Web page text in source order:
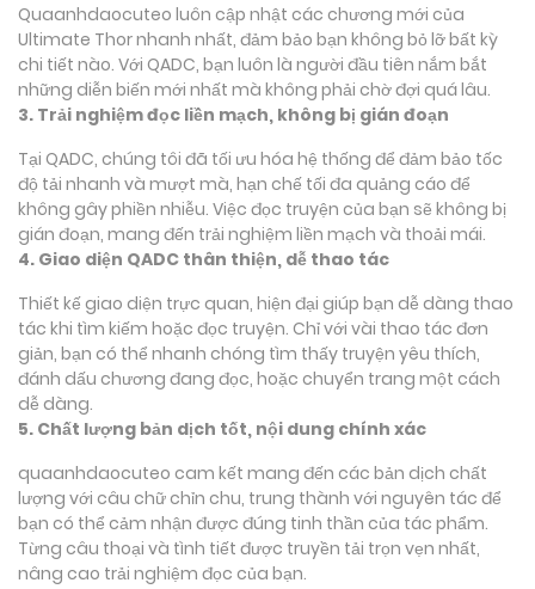
Quaanhdaocuteo luôn cập nhật các chương mới của
Ultimate Thor nhanh nhất, đảm bảo bạn không bỏ lỡ bất kỳ
chi tiết nào. Với QADC, bạn luôn là người đầu tiên nắm bắt
những diễn biến mới nhất mà không phải chờ đợi quá lâu.
3. Trải nghiệm đọc liền mạch, không bị gián đoạn
Tại QADC, chúng tôi đã tối ưu hóa hệ thống để đảm bảo tốc
độ tải nhanh và mượt mà, hạn chế tối đa quảng cáo để
không gây phiền nhiễu. Việc đọc truyện của bạn sẽ không bị
gián đoạn, mang đến trải nghiệm liền mạch và thoải mái.
4. Giao diện QADC thân thiện, dễ thao tác
Thiết kế giao diện trực quan, hiện đại giúp bạn dễ dàng thao
tác khi tìm kiếm hoặc đọc truyện. Chỉ với vài thao tác đơn
giản, bạn có thể nhanh chóng tìm thấy truyện yêu thích,
đánh dấu chương đang đọc, hoặc chuyển trang một cách
dễ dàng.
5. Chất lượng bản dịch tốt, nội dung chính xác
quaanhdaocuteo cam kết mang đến các bản dịch chất
lượng với câu chữ chỉn chu, trung thành với nguyên tác để
bạn có thể cảm nhận được đúng tinh thần của tác phẩm.
Từng câu thoại và tình tiết được truyền tải trọn vẹn nhất,
nâng cao trải nghiệm đọc của bạn.